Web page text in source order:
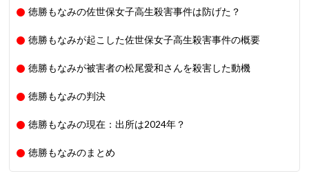
徳勝もなみの佐世保女子高生殺害事件は防げた？
徳勝もなみが起こした佐世保女子高生殺害事件の概要
徳勝もなみが被害者の松尾愛和さんを殺害した動機
徳勝もなみの判決
徳勝もなみの現在：出所は2024年？
徳勝もなみのまとめ